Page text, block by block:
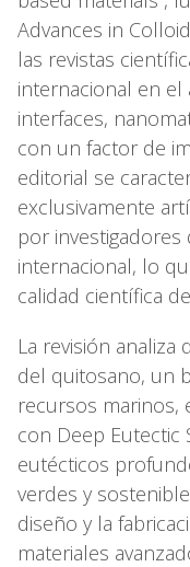
Advances in
las revistas
internacional en el
interfaces,
con un factor de
editorial se
exclusivamente
por
internacional, lo
calidad científica
La revisión
del quitosano, un
recursos marinos,
con Deep Eutectic
eutécticos
verdes y
diseño y la
materiales